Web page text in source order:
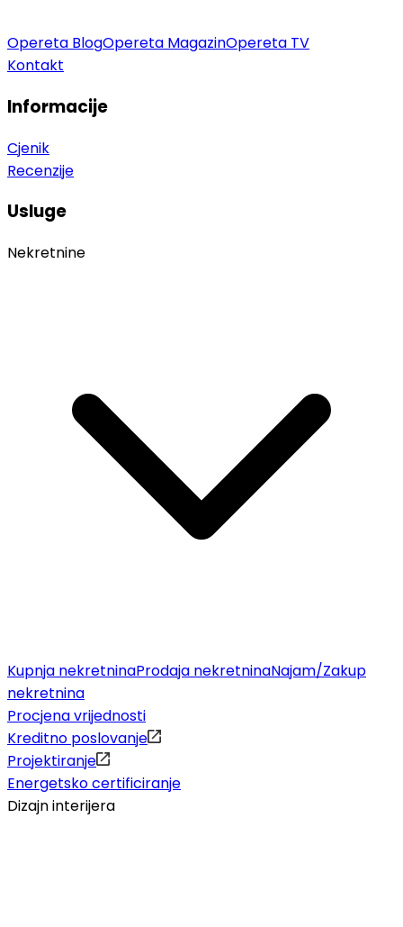
Opereta BlogOpereta MagazinOpereta TV
Kontakt
Informacije
Cjenik
Recenzije
Usluge
Nekretnine
Kupnja nekretninaProdaja nekretninaNajam/Zakup
nekretnina
Procjena vrijednosti
Kreditno poslovanje
Projektiranje
Energetsko certificiranje
Dizajn interijera